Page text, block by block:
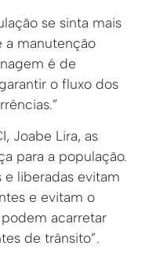
se sinta mais
a manutenção
é de
o fluxo dos
Joabe Lira, as
para a população.
e liberadas evitam
e evitam o
acarretar
de trânsito”.